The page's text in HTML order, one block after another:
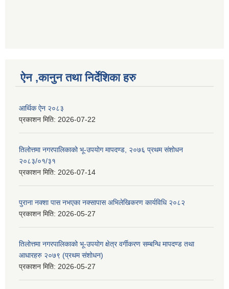
ऐन ,कानुन तथा निर्देशिका हरु
आर्थिक ऐन २०८३
प्रकाशन मिति: 2026-07-22
तिलोत्तमा नगरपालिकाको भू-उपयोग मापदण्ड, २०७६ प्रथम संशोधन
२०८३/०१/३१
प्रकाशन मिति: 2026-07-14
पुराना नक्शा पास नभएका नक्सापास अभिलेखिकरण कार्यविधि २०८२
प्रकाशन मिति: 2026-05-27
तिलोत्तमा नगरपालिकाको भू-उपयोग क्षेत्र वर्गीकरण सम्बन्धि मापदण्ड तथा
आधारहरु २०७९ (प्रथम संशोधन)
प्रकाशन मिति: 2026-05-27